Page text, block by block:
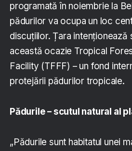
programată în noiembrie la
pădurilor va ocupa un loc
discuțiilor. Țara intenționează
această ocazie Tropical
Facility (TFFF) – un fond
protejării pădurilor tropicale.
Pădurile – scutul natural al
„Pădurile sunt habitatul unei